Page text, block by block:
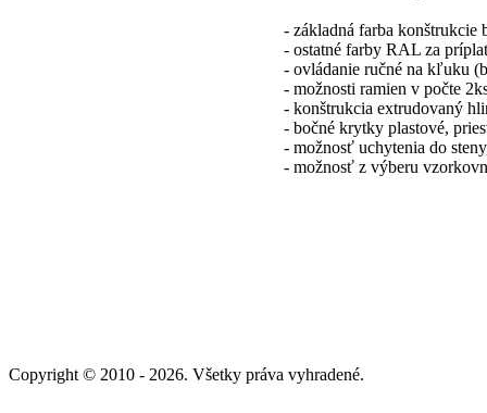
- základná farba konštrukcie
- ostatné farby RAL za
- ovládanie ručné na kľuku
- možnosti ramien v počte
- konštrukcia extrudovaný
- bočné krytky plastové,
- možnosť uchytenia do
- možnosť z výberu
Copyright © 2010 - 2026. Všetky práva vyhradené.